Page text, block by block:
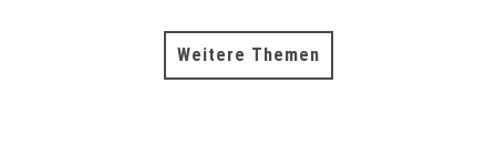
Weitere Themen